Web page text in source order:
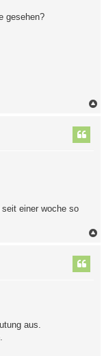
gesehen?
einer woche so
aus.